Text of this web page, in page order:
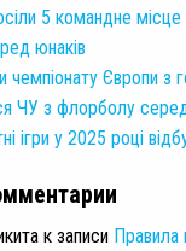
5 командне
юнаків
чемпіонату Європи з
ЧУ з флорболу серед
ігри у 2025 році
к записи Правила